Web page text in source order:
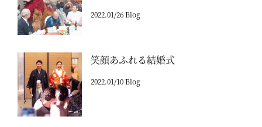
2022.01/26 Blog
笑顔あふれる結婚式
2022.01/10 Blog